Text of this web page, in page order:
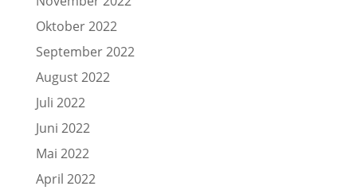
Oktober 2022
September 2022
August 2022
Juli 2022
Juni 2022
Mai 2022
April 2022